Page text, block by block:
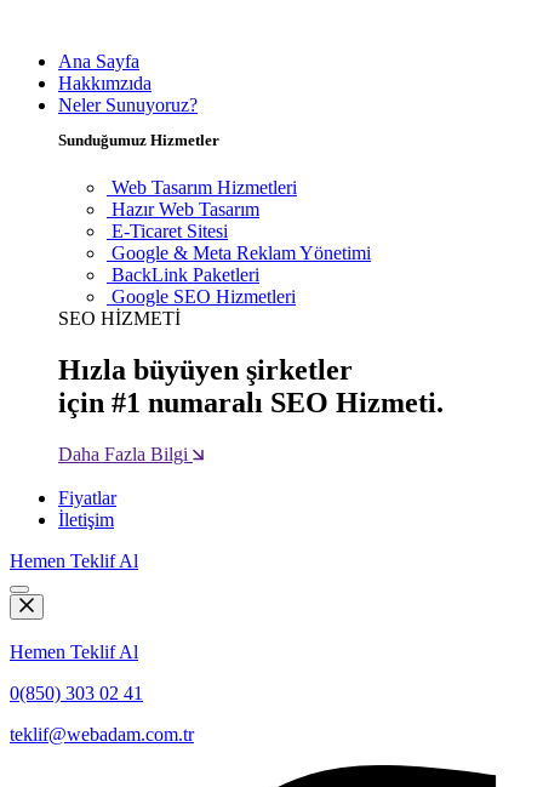
Ana Sayfa
Hakkımzıda
Neler Sunuyoruz?
Sunduğumuz Hizmetler
Web Tasarım Hizmetleri
Hazır Web Tasarım
E-Ticaret Sitesi
Google & Meta Reklam Yönetimi
BackLink Paketleri
Google SEO Hizmetleri
SEO HİZMETİ
Hızla büyüyen şirketler
için #1 numaralı SEO Hizmeti.
Daha Fazla Bilgi
Fiyatlar
İletişim
Hemen Teklif Al
Hemen Teklif Al
0(850) 303 02 41
teklif@webadam.com.tr